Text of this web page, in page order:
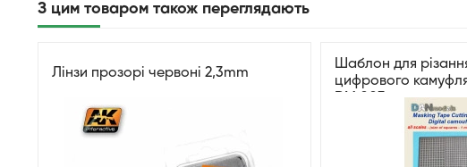
З цим товаром також переглядають
Лінзи прозорі червоні 2,3mm
Шаблон для
цифрового